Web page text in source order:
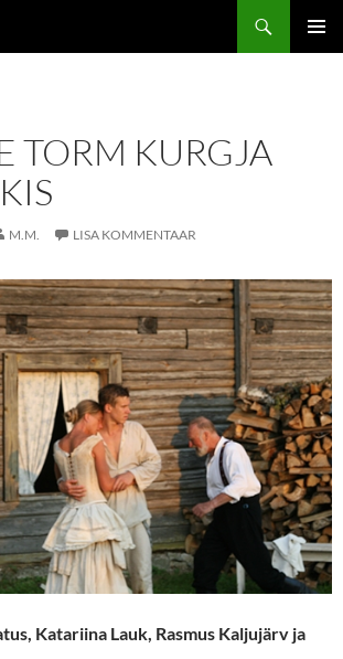
TORM KURGJA
M.M. LISA KOMMENTAAR
Katariina Lauk, Rasmus Kaljujärv ja